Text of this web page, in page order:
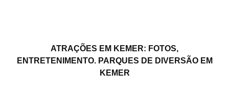
ATRAÇÕES EM KEMER: FOTOS,
ENTRETENIMENTO. PARQUES DE DIVERSÃO EM
KEMER